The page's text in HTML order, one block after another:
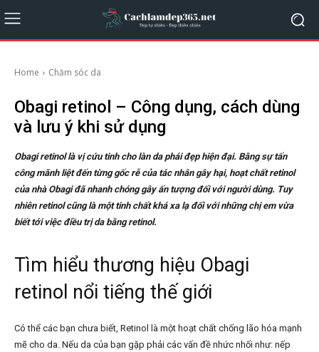
Home Chăm sóc da
Obagi retinol – Công dụng, cách dùng
và lưu ý khi sử dụng
Obagi retinol là vị cứu tinh cho làn da phái đẹp hiện đại. Bằng sự tấn
công mãnh liệt đến từng gốc rễ của tác nhân gây hại, hoạt chất retinol
của nhà Obagi đã nhanh chóng gây ấn tượng đối với người dùng. Tuy
nhiên retinol cũng là một tinh chất khá xa lạ đối với những chị em vừa
biết tới việc điều trị da bằng retinol.
Tìm hiểu thương hiệu Obagi
retinol nổi tiếng thế giới
Có thể các bạn chưa biết, Retinol là một hoạt chất chống lão hóa mạnh
mẽ cho da. Nếu da của bạn gặp phải các vấn đề nhức nhối như: nếp